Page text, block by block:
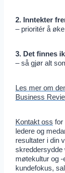
2. Inntekter
– prioritér å
3. Det finnes
– så gjør alt
Les mer om
Business
Kontakt oss for
ledere og
resultater i din
skreddersydde
møtekultur og
kundefokus,